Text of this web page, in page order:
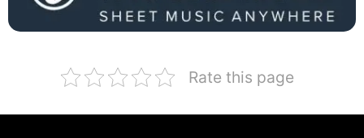
Rate this page